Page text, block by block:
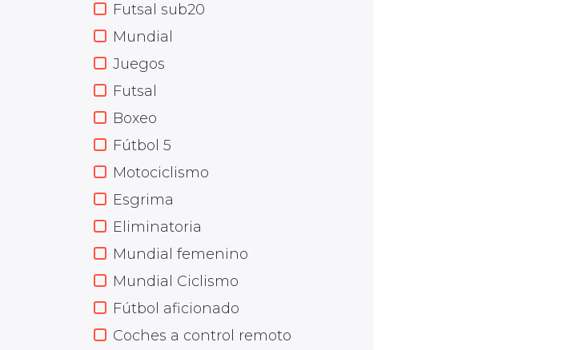
Futsal sub20
Mundial
Juegos
Futsal
Boxeo
Fútbol 5
Motociclismo
Esgrima
Eliminatoria
Mundial femenino
Mundial Ciclismo
Fútbol aficionado
Coches a control remoto